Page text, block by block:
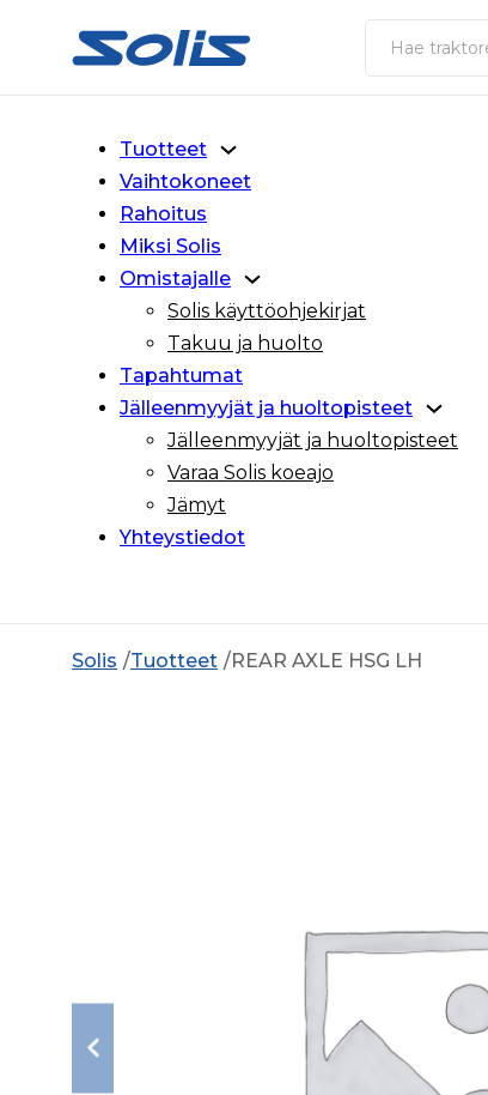
Siirry pääsisältöön
Siirry alatunnisteeseen
Haku
Tuotteet
Vaihtokoneet
Rahoitus
Miksi Solis
Omistajalle
Solis käyttöohjekirjat
Takuu ja huolto
Tapahtumat
Jälleenmyyjät ja huoltopisteet
Jälleenmyyjät ja huoltopisteet
Varaa Solis koeajo
Jämyt
Yhteystiedot
Solis Tuotteet REAR AXLE HSG LH